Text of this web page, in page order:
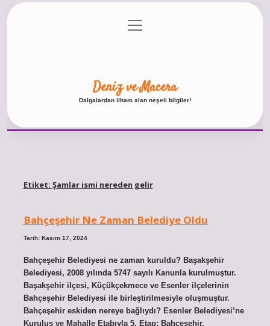
Gizlilik Politikası
menüyü
aç
Deniz ve Macera
Dalgalardan ilham alan neşeli bilgiler!
Etiket: Şamlar ismi nereden gelir
Bahçeşehir Ne Zaman Belediye Oldu
Tarih: Kasım 17, 2024
Bahçeşehir Belediyesi ne zaman kuruldu? Başakşehir
Belediyesi, 2008 yılında 5747 sayılı Kanunla kurulmuştur.
Başakşehir ilçesi, Küçükçekmece ve Esenler ilçelerinin
Bahçeşehir Belediyesi ile birleştirilmesiyle oluşmuştur.
Bahçeşehir eskiden nereye bağlıydı? Esenler Belediyesi’ne
Kuruluş ve Mahalle Etabıyla 5. Etap; Bahçeşehir,